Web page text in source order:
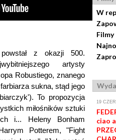
z okazji 500.
artysty
Robustiego, znanego
sukna, stąd jego
To propozycja
miłośników sztuki
i... Heleny Bonham
Potterem, "Fight
W
Filmy
19
ciao